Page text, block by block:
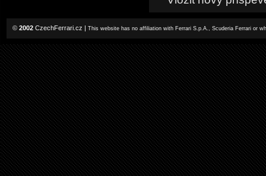
© 2002 CzechFerrari.cz | This website has no affiliation with Ferrari S.p.A., Scuderia Ferrari or